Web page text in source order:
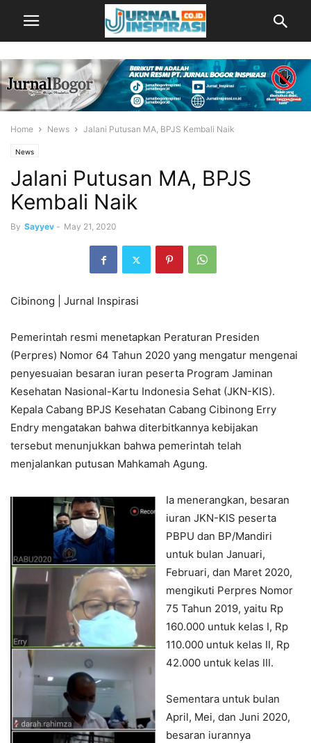
Home News Jalani Putusan MA, BPJS Kembali Naik
News
Jalani Putusan MA, BPJS
Kembali Naik
By Sayyev - May 21, 2020
Cibinong | Jurnal Inspirasi
Pemerintah resmi menetapkan Peraturan Presiden
(Perpres) Nomor 64 Tahun 2020 yang mengatur mengenai
penyesuaian besaran iuran peserta Program Jaminan
Kesehatan Nasional-Kartu Indonesia Sehat (JKN-KIS).
Kepala Cabang BPJS Kesehatan Cabang Cibinong Erry
Endry mengatakan bahwa diterbitkannya kebijakan
tersebut menunjukkan bahwa pemerintah telah
menjalankan putusan Mahkamah Agung.
Ia menerangkan, besaran
iuran JKN-KIS peserta
PBPU dan BP/Mandiri
untuk bulan Januari,
Februari, dan Maret 2020,
mengikuti Perpres Nomor
75 Tahun 2019, yaitu Rp
160.000 untuk kelas I, Rp
110.000 untuk kelas II, Rp
42.000 untuk kelas III.
Sementara untuk bulan
April, Mei, dan Juni 2020,
besaran iurannya